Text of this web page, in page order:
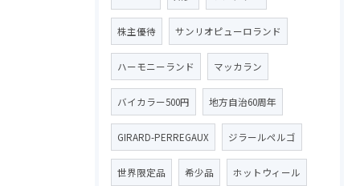
株主優待 サンリオピューロランド
ハーモニーランド マッカラン
バイカラー500円 地方自治60周年
GIRARD-PERREGAUX ジラールペルゴ
世界限定品 希少品 ホットウィール